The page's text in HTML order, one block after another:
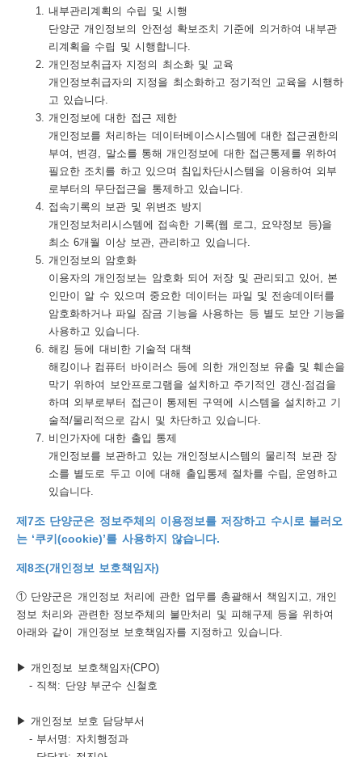
내부관리계획의 수립 및 시행
단양군 개인정보의 안전성 확보조치 기준에 의거하여 내부관
리계획을 수립 및 시행합니다.
개인정보취급자 지정의 최소화 및 교육
개인정보취급자의 지정을 최소화하고 정기적인 교육을 시행하
고 있습니다.
개인정보에 대한 접근 제한
개인정보를 처리하는 데이터베이스시스템에 대한 접근권한의
부여, 변경, 말소를 통해 개인정보에 대한 접근통제를 위하여
필요한 조치를 하고 있으며 침입차단시스템을 이용하여 외부
로부터의 무단접근을 통제하고 있습니다.
접속기록의 보관 및 위변조 방지
개인정보처리시스템에 접속한 기록(웹 로그, 요약정보 등)을
최소 6개월 이상 보관, 관리하고 있습니다.
개인정보의 암호화
이용자의 개인정보는 암호화 되어 저장 및 관리되고 있어, 본
인만이 알 수 있으며 중요한 데이터는 파일 및 전송데이터를
암호화하거나 파일 잠금 기능을 사용하는 등 별도 보안 기능을
사용하고 있습니다.
해킹 등에 대비한 기술적 대책
해킹이나 컴퓨터 바이러스 등에 의한 개인정보 유출 및 훼손을
막기 위하여 보안프로그램을 설치하고 주기적인 갱신·점검을
하며 외부로부터 접근이 통제된 구역에 시스템을 설치하고 기
술적/물리적으로 감시 및 차단하고 있습니다.
비인가자에 대한 출입 통제
개인정보를 보관하고 있는 개인정보시스템의 물리적 보관 장
소를 별도로 두고 이에 대해 출입통제 절차를 수립, 운영하고
있습니다.
제7조 단양군은 정보주체의 이용정보를 저장하고 수시로 불러오
는 ‘쿠키(cookie)’를 사용하지 않습니다.
제8조(개인정보 보호책임자)
① 단양군은 개인정보 처리에 관한 업무를 총괄해서 책임지고, 개인
정보 처리와 관련한 정보주체의 불만처리 및 피해구제 등을 위하여
아래와 같이 개인정보 보호책임자를 지정하고 있습니다.
▶ 개인정보 보호책임자(CPO)
- 직책: 단양 부군수 신철호
▶ 개인정보 보호 담당부서
- 부서명: 자치행정과